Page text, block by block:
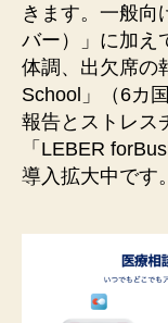
きます。⼀般向
バー）」に加え
体調、出⽋席の
School」（6カ
報告とストレス
「LEBER
導⼊拡⼤中です。